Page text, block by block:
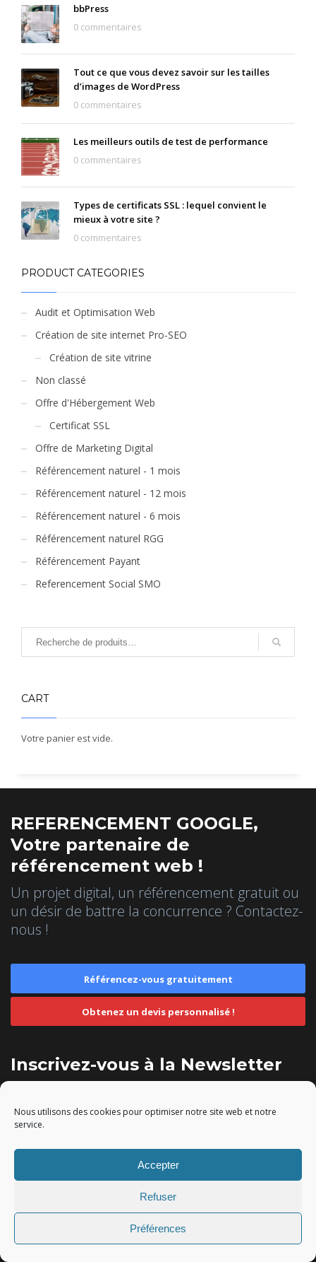
Nous utilisons des cookies pour optimiser notre site web et notre
service.
Accepter
Refuser
Préférences
bbPress
0 commentaires
Tout ce que vous devez savoir sur les tailles
d’images de WordPress
0 commentaires
Les meilleurs outils de test de performance
0 commentaires
Types de certificats SSL : lequel convient le
mieux à votre site ?
0 commentaires
PRODUCT CATEGORIES
Audit et Optimisation Web
Création de site internet Pro-SEO
Création de site vitrine
Non classé
Offre d'Hébergement Web
Certificat SSL
Offre de Marketing Digital
Référencement naturel - 1 mois
Référencement naturel - 12 mois
Référencement naturel - 6 mois
Référencement naturel RGG
Référencement Payant
Referencement Social SMO
CART
Votre panier est vide.
REFERENCEMENT GOOGLE,
Votre partenaire de
référencement web !
Un projet digital, un référencement gratuit ou
un désir de battre la concurrence ? Contactez-
nous !
Référencez-vous gratuitement
Obtenez un devis personnalisé !
Inscrivez-vous à la Newsletter
Rejoignez-nous !